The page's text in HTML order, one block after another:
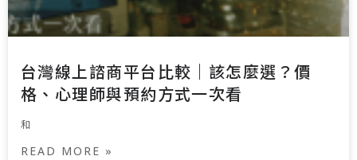
台灣線上諮商平台比較｜該怎麼選？價
格、心理師與預約方式一次看
和
READ MORE »